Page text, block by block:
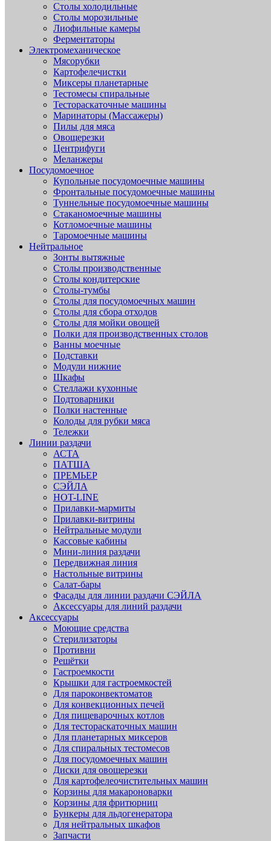
Столы холодильные
Столы морозильные
Лиофильные камеры
Ферментаторы
Электромеханическое
Мясорубки
Картофелечистки
Миксеры планетарные
Тестомесы спиральные
Тестораскаточные машины
Маринаторы (Массажеры)
Пилы для мяса
Овощерезки
Центрифуги
Меланжеры
Посудомоечное
Купольные посудомоечные машины
Фронтальные посудомоечные машины
Туннельные посудомоечные машины
Стаканомоечные машины
Котломоечные машины
Таромоечные машины
Нейтральное
Зонты вытяжные
Столы производственные
Столы кондитерские
Столы-тумбы
Столы для посудомоечных машин
Столы для сбора отходов
Столы для мойки овощей
Полки для производственных столов
Ванны моечные
Подставки
Модули нижние
Шкафы
Стеллажи кухонные
Подтоварники
Полки настенные
Колоды для рубки мяса
Тележки
Линии раздачи
АСТА
ПАТША
ПРЕМЬЕР
СЭЙЛА
HOT-LINE
Прилавки-мармиты
Прилавки-витрины
Нейтральные модули
Кассовые кабины
Мини-линия раздачи
Передвижная линия
Настольные витрины
Салат-бары
Фасады для линии раздачи СЭЙЛА
Аксессуары для линий раздачи
Аксессуары
Моющие средства
Стерилизаторы
Противни
Решётки
Гастроемкости
Крышки для гастроемкостей
Для пароконвектоматов
Для конвекционных печей
Для пищеварочных котлов
Для тестораскаточных машин
Для планетарных миксеров
Для спиральных тестомесов
Для посудомоечных машин
Диски для овощерезки
Для картофелеочистительных машин
Корзины для макароноварки
Корзины для фритюрниц
Бункеры для льдогенератора
Для нейтральных шкафов
Запчасти